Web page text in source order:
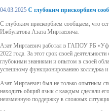
04.03.2025 С глубоким прискорбием
С глубоким прискорбием сообщаем, что
Ижбулатова Азата Миртаевича.
Азат Миртаевич работал в ГАПОУ РБ
2022 года. За этот срок своей
глубокими знаниями и опытом в своей
успешному функционированию колледжа и
Азат Миртаевич был не только опытным
находить общий язык с каждым сделали
неизменную поддержку в сложных